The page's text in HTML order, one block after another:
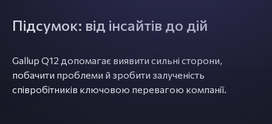
Підсумок: від інсайтів до дій
Gallup Q12 допомагає виявити сильні сторони,
побачити проблеми й зробити залученість
співробітників ключовою перевагою компанії.